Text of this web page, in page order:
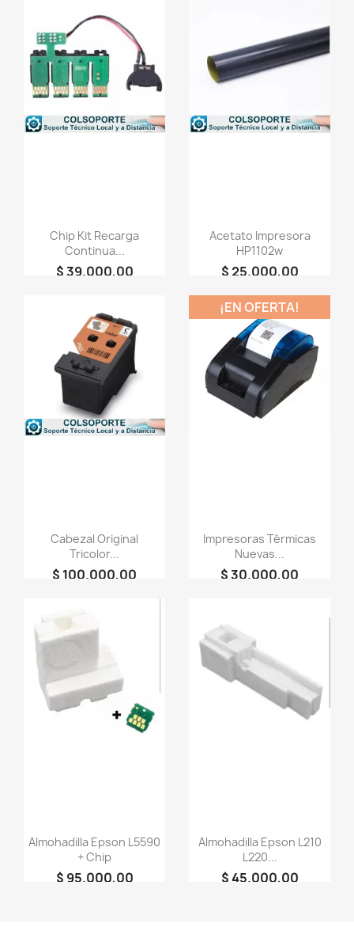
Chip Kit Recarga
Continua...
$ 39.000,00
favorite_border
Acetato Impresora
HP1102w
$ 25.000,00
favorite_border
Cabezal Original
Tricolor...
$ 100.000,00
favorite_border
Impresoras Térmicas
Nuevas...
$ 30.000,00
favorite_border
¡EN OFERTA!
Almohadilla Epson L5590
+ Chip
$ 95.000,00
Almohadilla Epson L210
L220...
$ 45.000,00
favorite_border